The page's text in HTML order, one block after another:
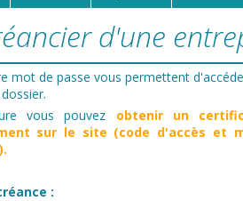
d'une
mot de passe vous permettent
vous pouvez obtenir un
sur le site (code d'accès et
: